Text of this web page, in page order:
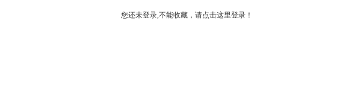
您还未登录,不能收藏，请点击这里登录！